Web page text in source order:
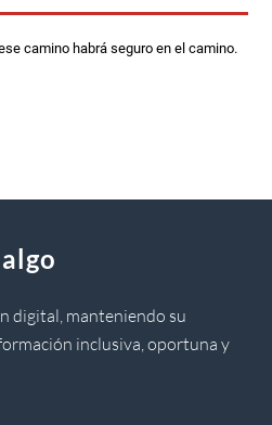
camino habrá seguro en el camino.
digital, manteniendo su
inclusiva, oportuna y